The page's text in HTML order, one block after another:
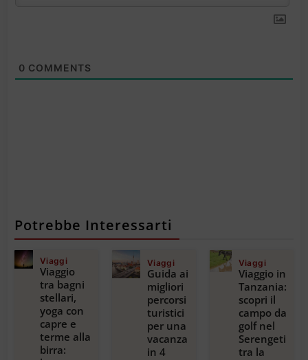
0 COMMENTS
Potrebbe Interessarti
Viaggi
Viaggio
tra bagni
stellari,
yoga con
capre e
terme alla
birra:
Viaggi
Guida ai
migliori
percorsi
turistici
per una
vacanza
in 4
Viaggi
Viaggio in
Tanzania:
scopri il
campo da
golf nel
Serengeti
tra la